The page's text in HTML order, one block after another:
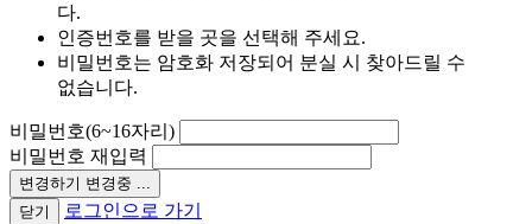
다.
인증번호를 받을 곳을 선택해 주세요.
비밀번호는 암호화 저장되어 분실 시 찾아드릴 수
없습니다.
비밀번호(6~16자리)
비밀번호 재입력
변경하기 변경중 ...
닫기
로그인으로 가기